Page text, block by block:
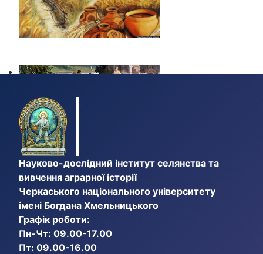
Науково-дослідний інститут селянства та
вивчення аграрної історії
Черкаського національного університету
імені Богдана Хмельницького
Графік роботи:
Пн-Чт: 09.00-17.00
Пт: 09.00-16.00